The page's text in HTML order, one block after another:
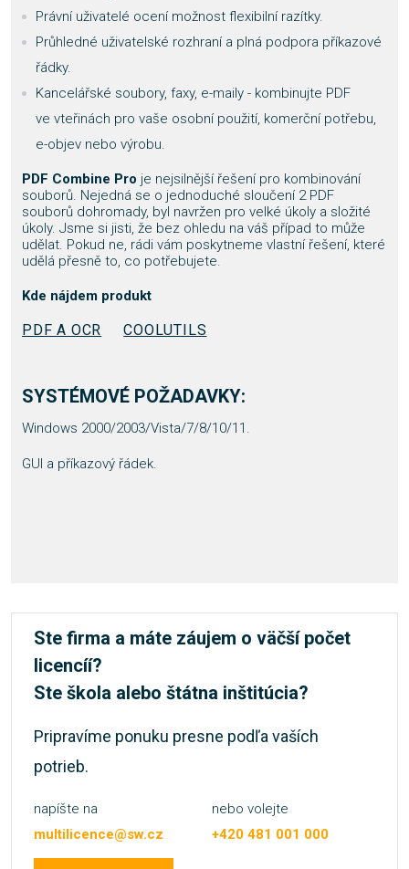
Právní uživatelé ocení možnost flexibilní razítky.
Průhledné uživatelské rozhraní a plná podpora příkazové
řádky.
Kancelářské soubory, faxy, e-maily - kombinujte PDF
ve vteřinách pro vaše osobní použití, komerční potřebu,
e-objev nebo výrobu.
PDF Combine Pro je nejsilnější řešení pro kombinování
souborů. Nejedná se o jednoduché sloučení 2 PDF
souborů dohromady, byl navržen pro velké úkoly a složité
úkoly. Jsme si jisti, že bez ohledu na váš případ to může
udělat. Pokud ne, rádi vám poskytneme vlastní řešení, které
udělá přesně to, co potřebujete.
Kde nájdem produkt
PDF A OCR COOLUTILS
SYSTÉMOVÉ POŽADAVKY:
Windows 2000/2003/Vista/7/8/10/11.
GUI a příkazový řádek.
Ste firma a máte záujem o väčší počet
licencíí?
Ste škola alebo štátna inštitúcia?
Pripravíme ponuku presne podľa vaších
potrieb.
napíšte na
multilicence@sw.cz
nebo volejte
+420 481 001 000